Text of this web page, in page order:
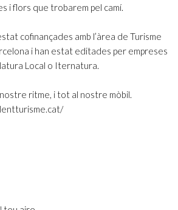
i flors que trobarem pel camí.
cofinançades amb l’àrea de Turisme
i han estat editades per empreses
Local o Iternatura.
ritme, i tot al nostre mòbil.